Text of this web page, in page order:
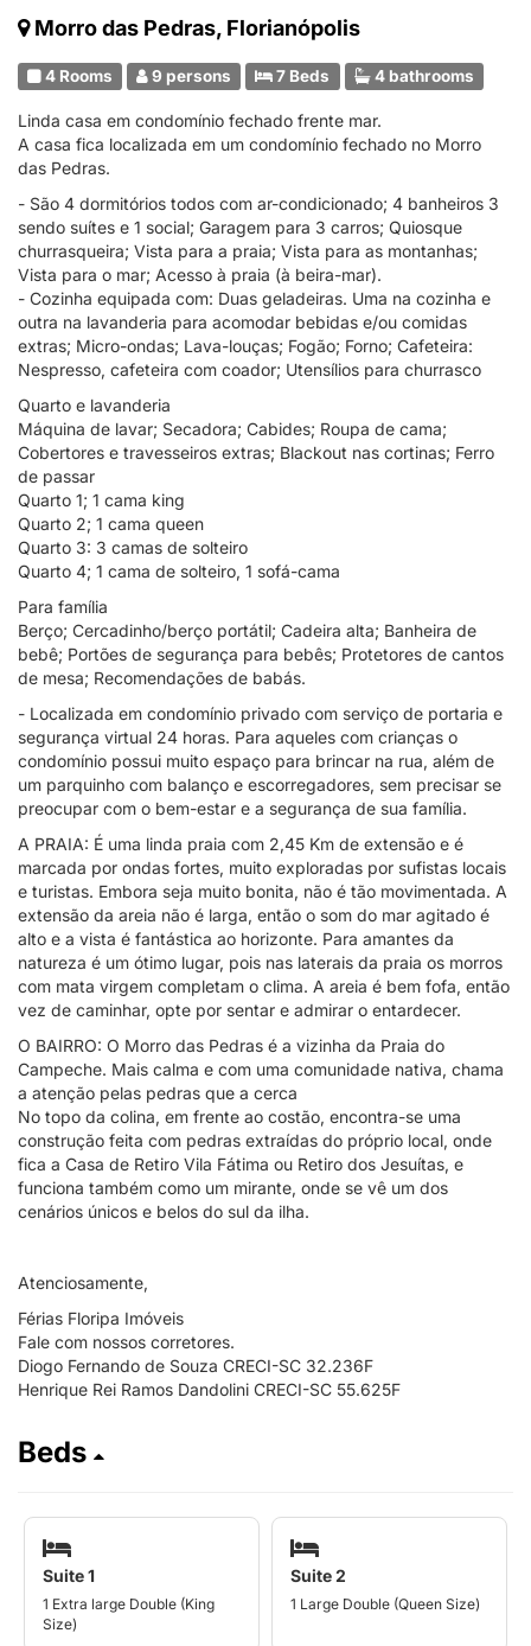
Morro das Pedras, Florianópolis
4 Rooms 9 persons 7 Beds 4 bathrooms
Linda casa em condomínio fechado frente mar.
A casa fica localizada em um condomínio fechado no Morro
das Pedras.
- São 4 dormitórios todos com ar-condicionado; 4 banheiros 3
sendo suítes e 1 social; Garagem para 3 carros; Quiosque
churrasqueira; Vista para a praia; Vista para as montanhas;
Vista para o mar; Acesso à praia (à beira-mar).
- Cozinha equipada com: Duas geladeiras. Uma na cozinha e
outra na lavanderia para acomodar bebidas e/ou comidas
extras; Micro-ondas; Lava-louças; Fogão; Forno; Cafeteira:
Nespresso, cafeteira com coador; Utensílios para churrasco
Quarto e lavanderia
Máquina de lavar; Secadora; Cabides; Roupa de cama;
Cobertores e travesseiros extras; Blackout nas cortinas; Ferro
de passar
Quarto 1; 1 cama king
Quarto 2; 1 cama queen
Quarto 3: 3 camas de solteiro
Quarto 4; 1 cama de solteiro, 1 sofá-cama
Para família
Berço; Cercadinho/berço portátil; Cadeira alta; Banheira de
bebê; Portões de segurança para bebês; Protetores de cantos
de mesa; Recomendações de babás.
- Localizada em condomínio privado com serviço de portaria e
segurança virtual 24 horas. Para aqueles com crianças o
condomínio possui muito espaço para brincar na rua, além de
um parquinho com balanço e escorregadores, sem precisar se
preocupar com o bem-estar e a segurança de sua família.
A PRAIA: É uma linda praia com 2,45 Km de extensão e é
marcada por ondas fortes, muito exploradas por sufistas locais
e turistas. Embora seja muito bonita, não é tão movimentada. A
extensão da areia não é larga, então o som do mar agitado é
alto e a vista é fantástica ao horizonte. Para amantes da
natureza é um ótimo lugar, pois nas laterais da praia os morros
com mata virgem completam o clima. A areia é bem fofa, então
vez de caminhar, opte por sentar e admirar o entardecer.
O BAIRRO: O Morro das Pedras é a vizinha da Praia do
Campeche. Mais calma e com uma comunidade nativa, chama
a atenção pelas pedras que a cerca
No topo da colina, em frente ao costão, encontra-se uma
construção feita com pedras extraídas do próprio local, onde
fica a Casa de Retiro Vila Fátima ou Retiro dos Jesuítas, e
funciona também como um mirante, onde se vê um dos
cenários únicos e belos do sul da ilha.
Atenciosamente,
Férias Floripa Imóveis
Fale com nossos corretores.
Diogo Fernando de Souza CRECI-SC 32.236F
Henrique Rei Ramos Dandolini CRECI-SC 55.625F
Beds
Suite 1
1 Extra large Double (King
Size)
Suite 2
1 Large Double (Queen Size)